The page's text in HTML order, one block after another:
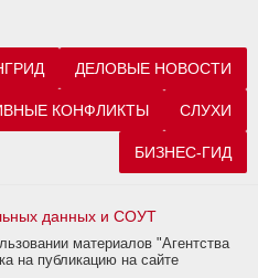
ДЕЛОВЫЕ НОВОСТИ
КОНФЛИКТЫ СЛУХИ
БИЗНЕС-ГИД
данных и СОУТ
материалов "Агентства
на публикацию на сайте